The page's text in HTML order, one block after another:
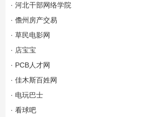
· 河北干部网络学院
· 儋州房产交易
· 草民电影网
· 店宝宝
· PCB人才网
· 佳木斯百姓网
· 电玩巴士
· 看球吧